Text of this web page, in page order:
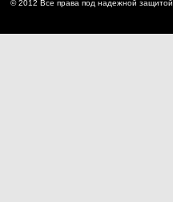
© 2012 Все права под надежной защитой.